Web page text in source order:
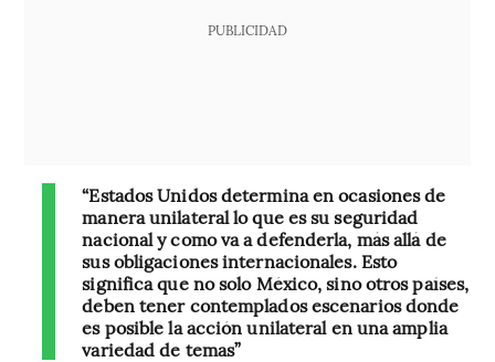
PUBLICIDAD
“Estados Unidos determina en ocasiones de
manera unilateral lo que es su seguridad
nacional y como va a defenderla, más allá de
sus obligaciones internacionales. Esto
significa que no solo México, sino otros países,
deben tener contemplados escenarios donde
es posible la acción unilateral en una amplia
variedad de temas”